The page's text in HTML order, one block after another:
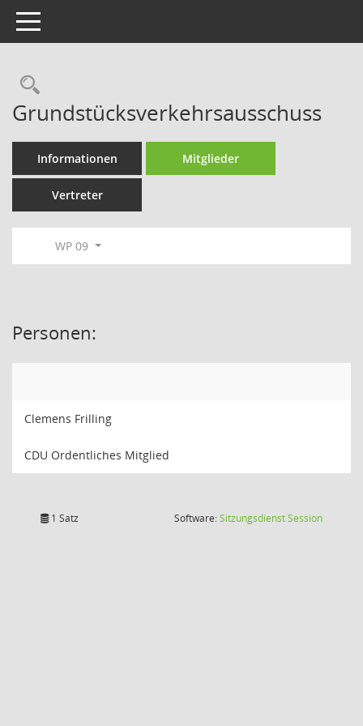
Toggle navigation
Rechercheauswahl
Grundstücksverkehrsausschuss
Informationen Mitglieder
Vertreter
WP 09
Personen:
Clemens Frilling
CDU Ordentliches Mitglied
1 Satz Software:SitzungsdienstSession(Wird in